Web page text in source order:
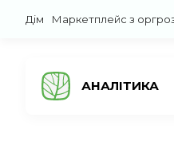
Дім Маркетплейс з
АНАЛІТИКА